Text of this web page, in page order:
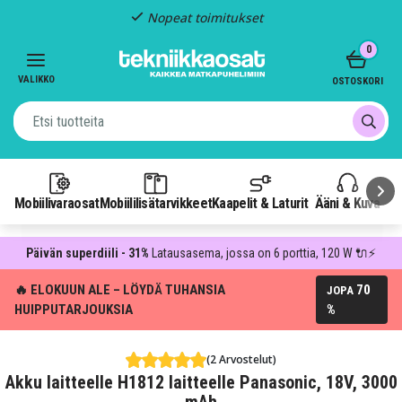
Nopeat toimitukset
VALIKKO
MobiilivaraosatMobiililisätarvikkeetKaapelit & Laturit Ääni & Kuva
0
OSTOSKORI
Päivän superdiili - 31% Latausasema, jossa on 6 porttia, 120 W 🔌⚡
🔥 ELOKUUN ALE – LÖYDÄ TUHANSIA
HUIPPUTARJOUKSIA
JOPA 70
%
(2 Arvostelut)
Akku laitteelle H1812 laitteelle Panasonic, 18V, 3000